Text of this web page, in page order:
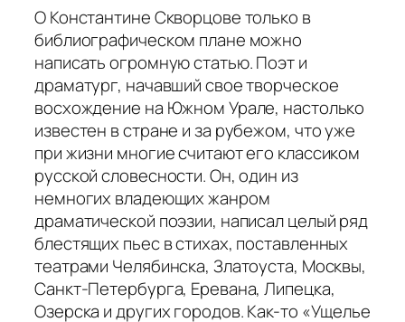
О Константине Скворцове только в
библиографическом плане можно
написать огромную статью. Поэт и
драматург, начавший свое творческое
восхождение на Южном Урале, настолько
известен в стране и за рубежом, что уже
при жизни многие считают его классиком
русской словесности. Он, один из
немногих владеющих жанром
драматической поэзии, написал целый ряд
блестящих пьес в стихах, поставленных
театрами Челябинска, Златоуста, Москвы,
Санкт-Петербурга, Еревана, Липецка,
Озерска и других городов. Как-то «Ущелье